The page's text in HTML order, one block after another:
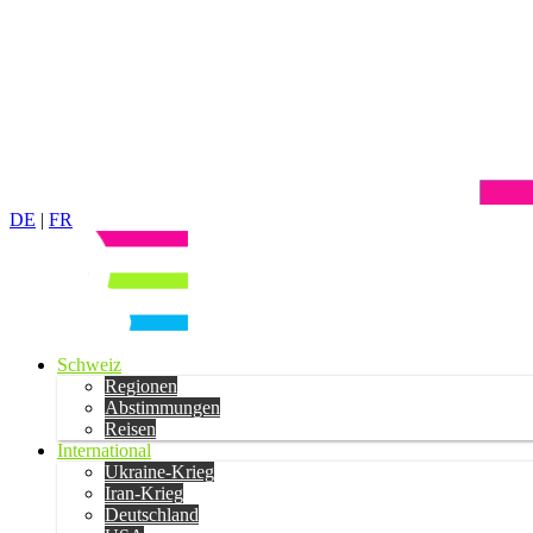
DE | FR
Schweiz
Regionen
Abstimmungen
Reisen
International
Ukraine-Krieg
Iran-Krieg
Deutschland